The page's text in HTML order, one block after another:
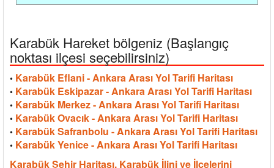
Karabük Hareket bölgeniz (Başlangıç
noktası ilçesi seçebilirsiniz)
• Karabük Eflani - Ankara Arası Yol Tarifi Haritası
• Karabük Eskipazar - Ankara Arası Yol Tarifi Haritası
• Karabük Merkez - Ankara Arası Yol Tarifi Haritası
• Karabük Ovacık - Ankara Arası Yol Tarifi Haritası
• Karabük Safranbolu - Ankara Arası Yol Tarifi Haritası
• Karabük Yenice - Ankara Arası Yol Tarifi Haritası
Karabük Şehir Haritası, Karabük İlini ve İlçelerini